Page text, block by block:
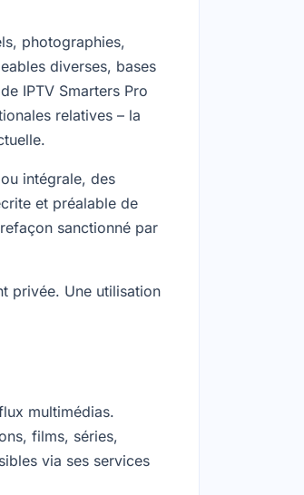
photographies,
diverses, bases
IPTV Smarters Pro
relatives – la
intégrale, des
et préalable de
sanctionné par
privée. Une utilisation
multimédias.
films, séries,
via ses services